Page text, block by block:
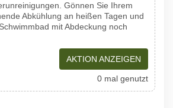
Gönnen Sie Ihrem
Abkühlung an heißen Tagen und
mit Abdeckung noch
AKTION ANZEIGEN
0 mal genutzt